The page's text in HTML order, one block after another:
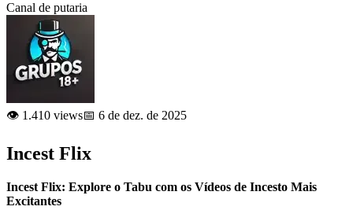
Canal de putaria
👁️ 1.410 views📅 6 de dez. de 2025
Incest Flix
Incest Flix: Explore o Tabu com os Vídeos de Incesto Mais
Excitantes